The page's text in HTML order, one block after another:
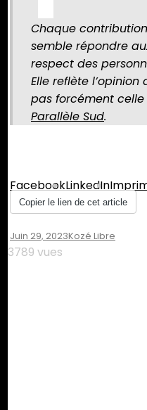
Chaque
semble répondre
respect des
Elle reflète l’opinion
pas forcément
Parallèle Sud.
FacebookLinkedIn
Copier le lien de cet article
Juin 29, 2023Kozé Libre
3789 vues